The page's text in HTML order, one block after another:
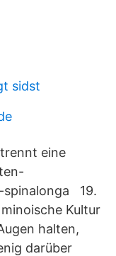
sidst
eine
spinalonga 19.
Kultur
halten,
darüber